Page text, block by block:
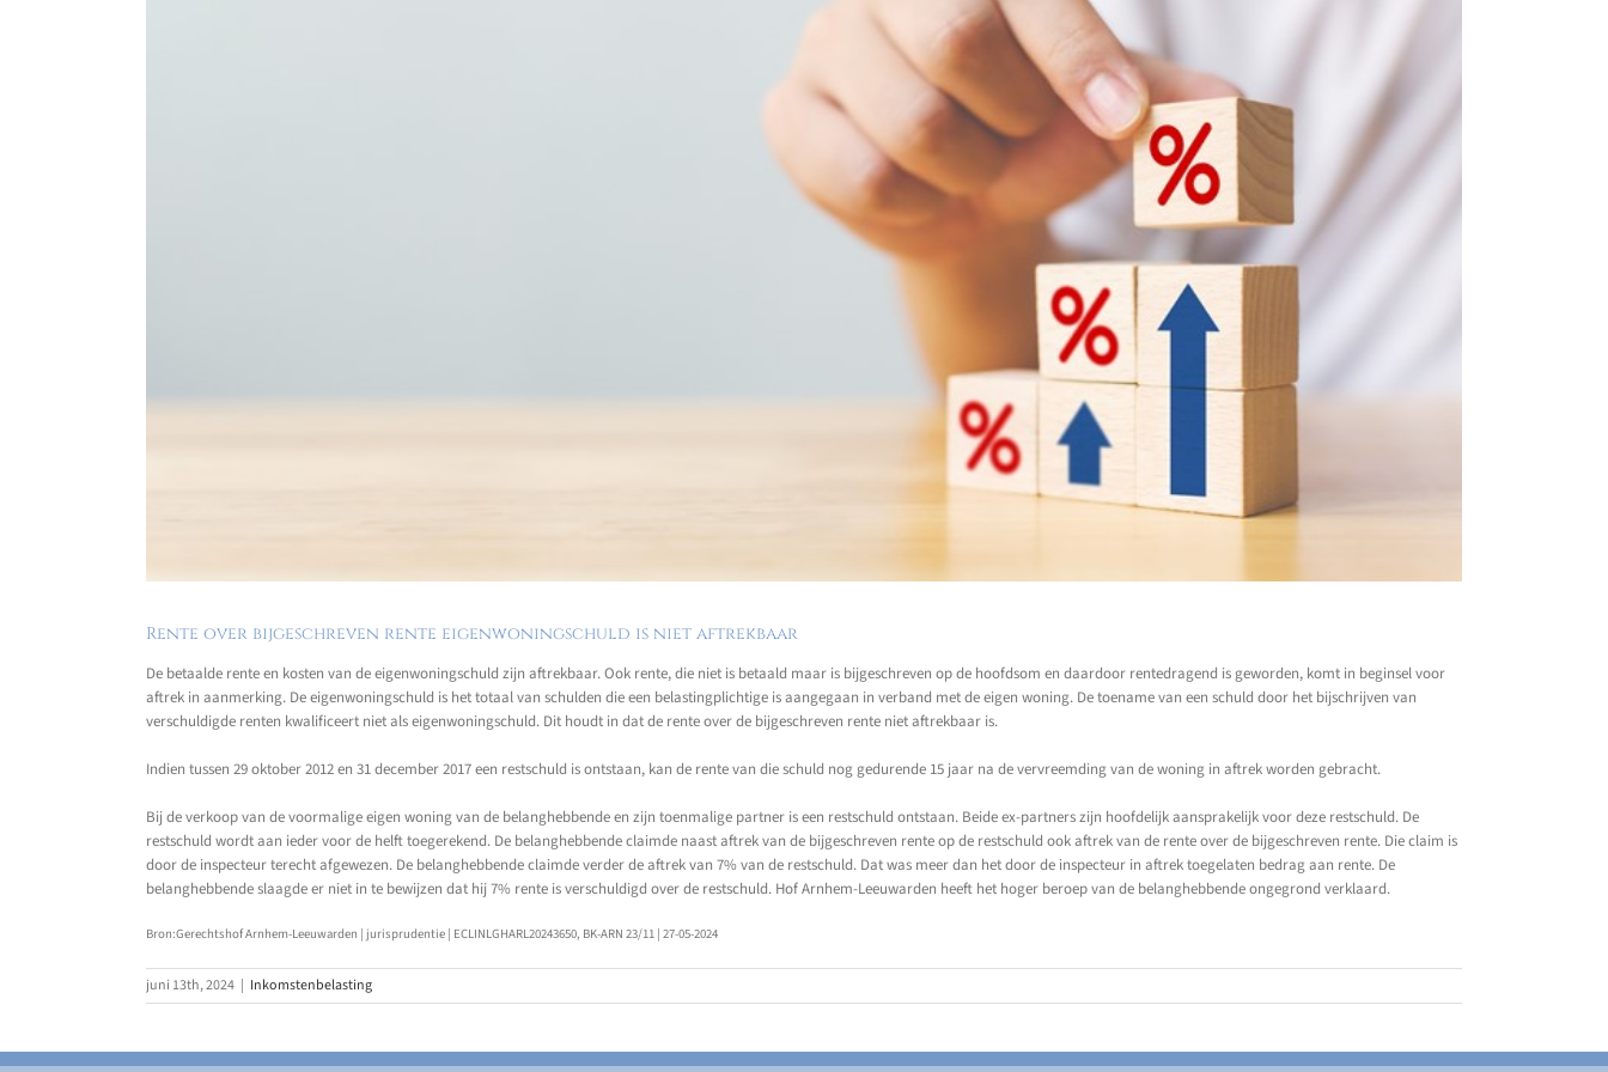
Rente over bijgeschreven rente eigenwoningschuld is niet aftrekbaar
De betaalde rente en kosten van de eigenwoningschuld zijn aftrekbaar. Ook rente, die niet is betaald maar is bijgeschreven op de hoofdsom en daardoor rentedragend is geworden, komt in beginsel voor
aftrek in aanmerking. De eigenwoningschuld is het totaal van schulden die een belastingplichtige is aangegaan in verband met de eigen woning. De toename van een schuld door het bijschrijven van
verschuldigde renten kwalificeert niet als eigenwoningschuld. Dit houdt in dat de rente over de bijgeschreven rente niet aftrekbaar is.
Indien tussen 29 oktober 2012 en 31 december 2017 een restschuld is ontstaan, kan de rente van die schuld nog gedurende 15 jaar na de vervreemding van de woning in aftrek worden gebracht.
Bij de verkoop van de voormalige eigen woning van de belanghebbende en zijn toenmalige partner is een restschuld ontstaan. Beide ex-partners zijn hoofdelijk aansprakelijk voor deze restschuld. De
restschuld wordt aan ieder voor de helft toegerekend. De belanghebbende claimde naast aftrek van de bijgeschreven rente op de restschuld ook aftrek van de rente over de bijgeschreven rente. Die claim is
door de inspecteur terecht afgewezen. De belanghebbende claimde verder de aftrek van 7% van de restschuld. Dat was meer dan het door de inspecteur in aftrek toegelaten bedrag aan rente. De
belanghebbende slaagde er niet in te bewijzen dat hij 7% rente is verschuldigd over de restschuld. Hof Arnhem-Leeuwarden heeft het hoger beroep van de belanghebbende ongegrond verklaard.
Bron:Gerechtshof Arnhem-Leeuwarden | jurisprudentie | ECLINLGHARL20243650, BK-ARN 23/11 | 27-05-2024
juni 13th, 2024 | Inkomstenbelasting